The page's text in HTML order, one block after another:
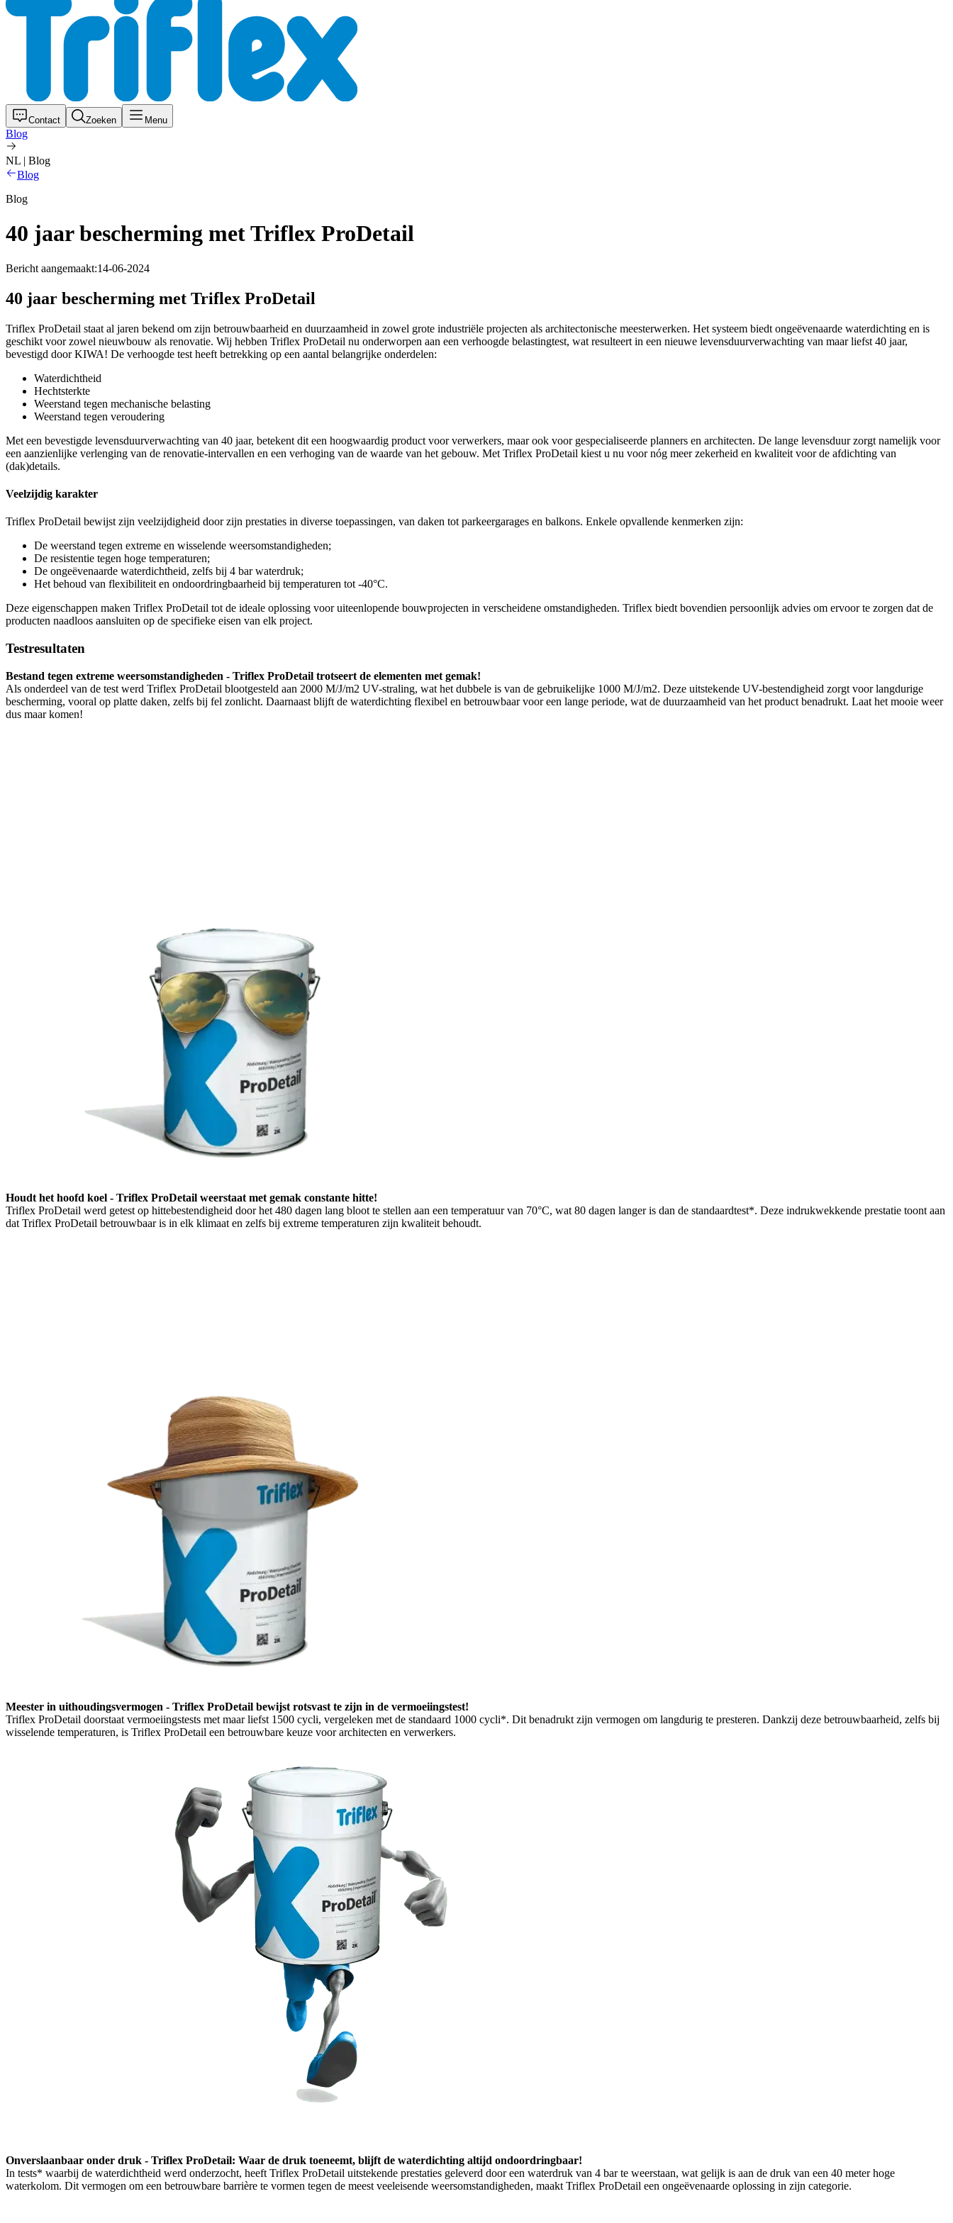
Contact Zoeken Menu
Blog
NL | Blog
Blog
Blog
40 jaar bescherming met Triflex ProDetail
Bericht aangemaakt:14-06-2024
40 jaar bescherming met Triflex ProDetail
Triflex ProDetail staat al jaren bekend om zijn betrouwbaarheid en duurzaamheid in zowel grote industriële projecten als architectonische meesterwerken. Het systeem biedt ongeëvenaarde waterdichting en is
geschikt voor zowel nieuwbouw als renovatie. Wij hebben Triflex ProDetail nu onderworpen aan een verhoogde belastingtest, wat resulteert in een nieuwe levensduurverwachting van maar liefst 40 jaar,
bevestigd door KIWA! De verhoogde test heeft betrekking op een aantal belangrijke onderdelen:
Waterdichtheid
Hechtsterkte
Weerstand tegen mechanische belasting
Weerstand tegen veroudering
Met een bevestigde levensduurverwachting van 40 jaar, betekent dit een hoogwaardig product voor verwerkers, maar ook voor gespecialiseerde planners en architecten. De lange levensduur zorgt namelijk voor
een aanzienlijke verlenging van de renovatie-intervallen en een verhoging van de waarde van het gebouw. Met Triflex ProDetail kiest u nu voor nóg meer zekerheid en kwaliteit voor de afdichting van
(dak)details.
Veelzijdig karakter
Triflex ProDetail bewijst zijn veelzijdigheid door zijn prestaties in diverse toepassingen, van daken tot parkeergarages en balkons. Enkele opvallende kenmerken zijn:
De weerstand tegen extreme en wisselende weersomstandigheden;
De resistentie tegen hoge temperaturen;
De ongeëvenaarde waterdichtheid, zelfs bij 4 bar waterdruk;
Het behoud van flexibiliteit en ondoordringbaarheid bij temperaturen tot -40°C.
Deze eigenschappen maken Triflex ProDetail tot de ideale oplossing voor uiteenlopende bouwprojecten in verscheidene omstandigheden. Triflex biedt bovendien persoonlijk advies om ervoor te zorgen dat de
producten naadloos aansluiten op de specifieke eisen van elk project.
Testresultaten
Bestand tegen extreme weersomstandigheden - Triflex ProDetail trotseert de elementen met gemak!
Als onderdeel van de test werd Triflex ProDetail blootgesteld aan 2000 M/J/m2 UV-straling, wat het dubbele is van de gebruikelijke 1000 M/J/m2. Deze uitstekende UV-bestendigheid zorgt voor langdurige
bescherming, vooral op platte daken, zelfs bij fel zonlicht. Daarnaast blijft de waterdichting flexibel en betrouwbaar voor een lange periode, wat de duurzaamheid van het product benadrukt. Laat het mooie weer
dus maar komen!
Houdt het hoofd koel - Triflex ProDetail weerstaat met gemak constante hitte!
Triflex ProDetail werd getest op hittebestendigheid door het 480 dagen lang bloot te stellen aan een temperatuur van 70°C, wat 80 dagen langer is dan de standaardtest*. Deze indrukwekkende prestatie toont aan
dat Triflex ProDetail betrouwbaar is in elk klimaat en zelfs bij extreme temperaturen zijn kwaliteit behoudt.
Meester in uithoudingsvermogen - Triflex ProDetail bewijst rotsvast te zijn in de vermoeiingstest!
Triflex ProDetail doorstaat vermoeiingstests met maar liefst 1500 cycli, vergeleken met de standaard 1000 cycli*. Dit benadrukt zijn vermogen om langdurig te presteren. Dankzij deze betrouwbaarheid, zelfs bij
wisselende temperaturen, is Triflex ProDetail een betrouwbare keuze voor architecten en verwerkers.
Onverslaanbaar onder druk - Triflex ProDetail: Waar de druk toeneemt, blijft de waterdichting altijd ondoordringbaar!
In tests* waarbij de waterdichtheid werd onderzocht, heeft Triflex ProDetail uitstekende prestaties geleverd door een waterdruk van 4 bar te weerstaan, wat gelijk is aan de druk van een 40 meter hoge
waterkolom. Dit vermogen om een betrouwbare barrière te vormen tegen de meest veeleisende weersomstandigheden, maakt Triflex ProDetail een ongeëvenaarde oplossing in zijn categorie.